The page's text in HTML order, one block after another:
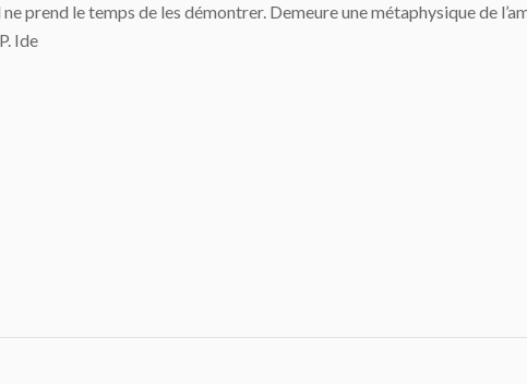
prend le temps de les démontrer. Demeure une métaphysique de
Ide